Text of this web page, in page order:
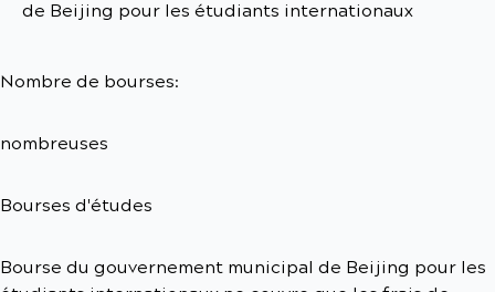
de Beijing pour les étudiants internationaux
Nombre de bourses:
nombreuses
Bourses d'études
Bourse du gouvernement municipal de Beijing pour les